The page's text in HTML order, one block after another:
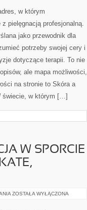
PIELĘGNACJA
I
SEZONOWE
w którym
pielęgnacją profesjonalną.
jako przewodnik dla
potrzeby swojej cery i
dotyczące terapii. To nie
ale mapa możliwości,
na stronie to Skóra a
świecie, w którym […]
W SPORCIE
DIETA,
ZOSTAŁA WYŁĄCZONA